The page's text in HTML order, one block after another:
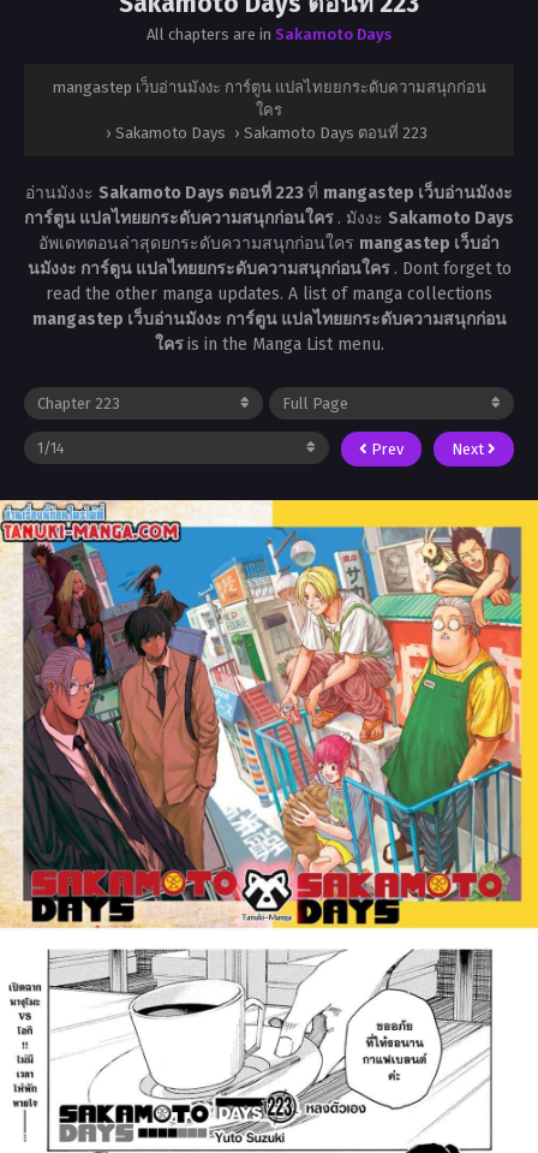
All chapters are in Sakamoto Days
mangastep เว็บอ่านมังงะ การ์ตูน แปลไทยยกระดับความสนุกก่อน
ใคร
› Sakamoto Days › Sakamoto Days ตอนที่ 223
อ่านมังงะ Sakamoto Days ตอนที่ 223ที่ mangastep เว็บอ่านมังงะ
การ์ตูน แปลไทยยกระดับความสนุกก่อนใคร . มังงะ Sakamoto Days
อัพเดทตอนล่าสุดยกระดับความสนุกก่อนใคร mangastep เว็บอ่า
นมังงะ การ์ตูน แปลไทยยกระดับความสนุกก่อนใคร . Dont forget to
read the other manga updates. A list of manga collections
mangastep เว็บอ่านมังงะ การ์ตูน แปลไทยยกระดับความสนุกก่อน
ใครis in the Manga List menu.
Prev Next